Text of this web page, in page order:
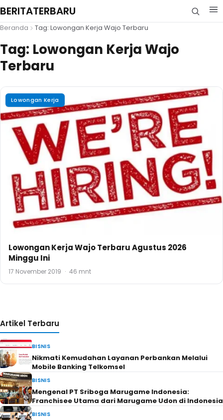
BERITATERBARU
Beranda Tag: Lowongan Kerja Wajo Terbaru
Tag: Lowongan Kerja Wajo
Terbaru
Lowongan Kerja
Lowongan Kerja Wajo Terbaru Agustus 2026
Minggu Ini
17 November 2019 · 46 mnt
Artikel Terbaru
BISNIS
Nikmati Kemudahan Layanan Perbankan Melalui
Mobile Banking Telkomsel
BISNIS
Mengenal PT Sriboga Marugame Indonesia:
Franchisee Utama dari Marugame Udon di Indonesia
BISNIS